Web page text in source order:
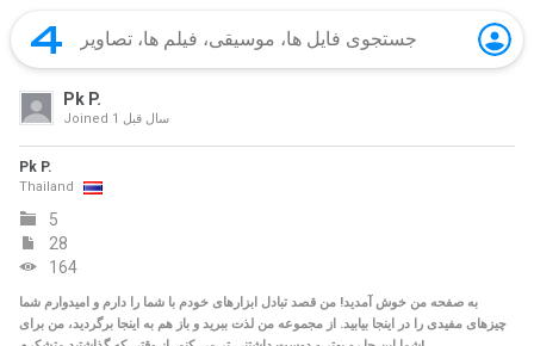
Pk P.
Joined 1 سال‌ قبل
Pk P.
Thailand
5
28
164
به صفحه من خوش آمدید! من قصد تبادل ابزارهای خودم با شما را دارم و امیدوارم شما
چیزهای مفیدی را در اینجا بیابید. از مجموعه من لذت ببرید و باز هم به اینجا برگردید، من برای